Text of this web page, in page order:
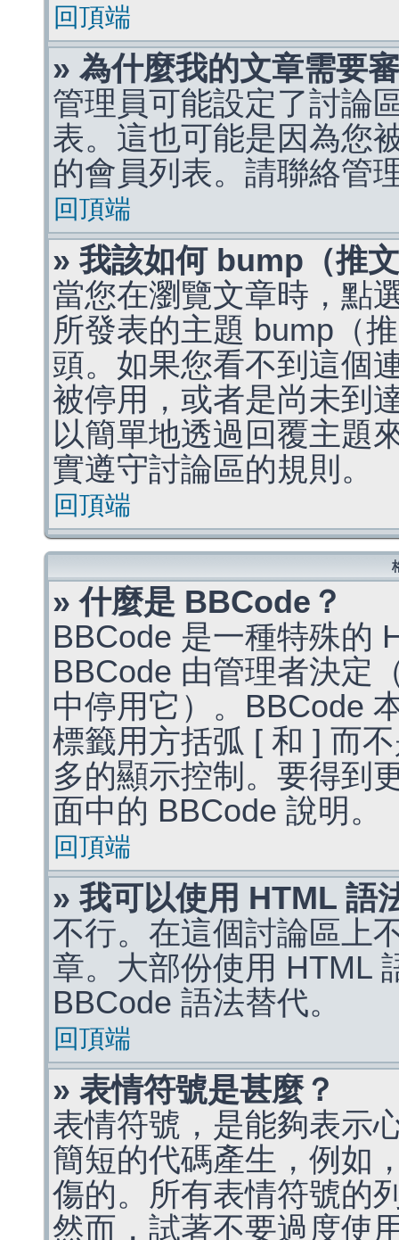
回頂端
» 為什麼我的文章需要
管理員可能設定了討論
表。這也可能是因為您
的會員列表。請聯絡管
回頂端
» 我該如何 bump（推
當您在瀏覽文章時，點
所發表的主題 bump（
頭。如果您看不到這個
被停用，或者是尚未到
以簡單地透過回覆主題
實遵守討論區的規則。
回頂端
» 什麼是 BBCode？
BBCode 是一種特殊的
BBCode 由管理者決定
中停用它）。BBCode
標籤用方括弧 [ 和 ] 而
多的顯示控制。要得到
面中的 BBCode 說明。
回頂端
» 我可以使用 HTML 語
不行。在這個討論區上
章。大部份使用 HTML
BBCode 語法替代。
回頂端
» 表情符號是甚麼？
表情符號，是能夠表示
簡短的代碼產生，例如
傷的。所有表情符號的
然而，試著不要過度使